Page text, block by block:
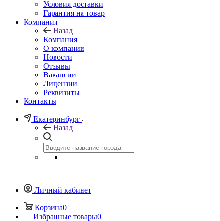
Условия доставки
Гарантия на товар
Компания
Назад
Компания
О компании
Новости
Отзывы
Вакансии
Лицензии
Реквизиты
Контакты
Екатеринбург
Назад
Личный кабинет
Корзина0
Избранные товары0